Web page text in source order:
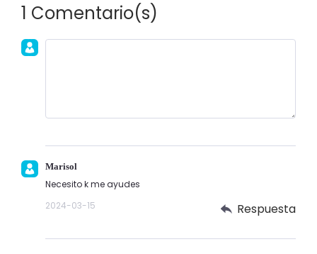
1 Comentario(s)
Marisol
Necesito k me ayudes
2024-03-15
Respuesta